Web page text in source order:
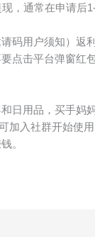
，通常在申请后
码用户须知）返
点击平台弹窗红
日用品，买手妈
可加入社群开始使
。